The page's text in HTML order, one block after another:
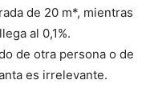
de 20 m*, mientras
al 0,1%.
de otra persona o de
es irrelevante.